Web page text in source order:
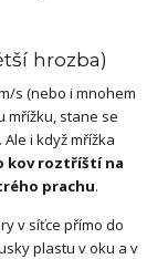
hrozba)
s (nebo i mnohem
mřížku, stane se
i když mřížka
kov roztříští na
prachu.
v síťce přímo do
plastu v oku a v